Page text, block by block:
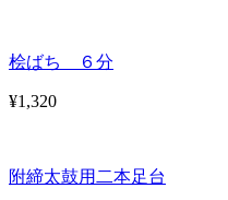
桧ばち ６分
¥1,320
附締太鼓用二本足台